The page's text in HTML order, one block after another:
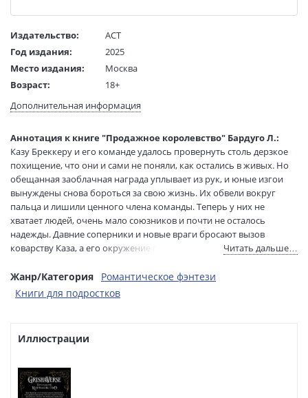
Издательство:
АСТ
Год издания:
2025
Место издания:
Москва
Возраст:
18+
Язык текста:
русский
Редактор/
составитель:
Кузьминых Юлия
Перевод:
Харченко А.
Тип обложки:
Твердый переплет
Формат:
84х108 1/32
Размеры в мм
(ДхШхВ):
207x135x51
Вес:
565 гр.
Страниц:
672
Тираж:
7000 экз.
Код товара:
1069492
В продаже с:
Дополнительная информация
Аннотация к книге "Продажное королевство" Бардуго Л.:
Казу Бреккеру и его команде удалось провернуть столь дерзкое
похищение, что они и сами не поняли, как остались в живых. Но
обещанная заоблачная награда уплывает из рук, и юные изгои
вынуждены снова бороться за свою жизнь. Их обвели вокруг
пальца и лишили ценного члена команды. Теперь у них не
хватает людей, очень мало союзников и почти не осталось
надежды. Давние соперники и новые враги бросают вызов
коварству Каза, а его окружение подвергают испытанию на
разразится война — она и решит судьбу гришей.
* НЕЗАКОННОЕ ПОТРЕБЛЕНИЕ НАРКОТИЧЕСКИХ СРЕДСТВ,
УСТАНОВЛЕННУЮ ЗАКОНОДАТЕЛЬСТВОМ ОТВЕТСТВЕННОСТЬ.
Читать дальше…
Жанр/Категория
Романтическое фэнтези
Книги для подростков
Иллюстрации